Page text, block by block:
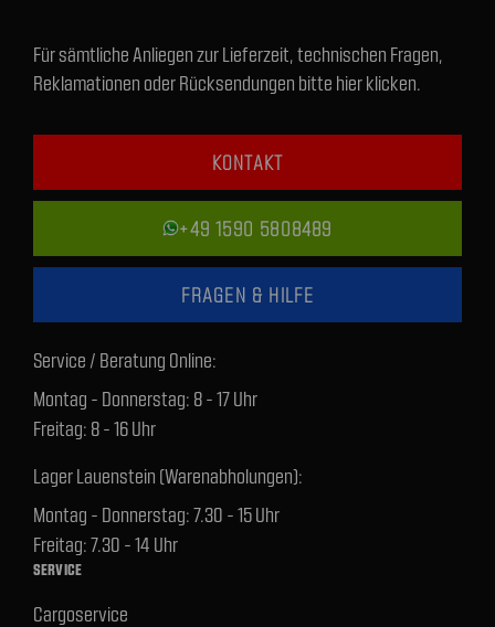
Für sämtliche Anliegen zur Lieferzeit, technischen Fragen,
Reklamationen oder Rücksendungen bitte hier klicken.
KONTAKT
+49 1590 5808489
FRAGEN & HILFE
Service / Beratung Online:
Montag - Donnerstag: 8 - 17 Uhr
Freitag: 8 - 16 Uhr
Lager Lauenstein (Warenabholungen):
Montag - Donnerstag: 7.30 - 15 Uhr
Freitag: 7.30 - 14 Uhr
SERVICE
Cargoservice